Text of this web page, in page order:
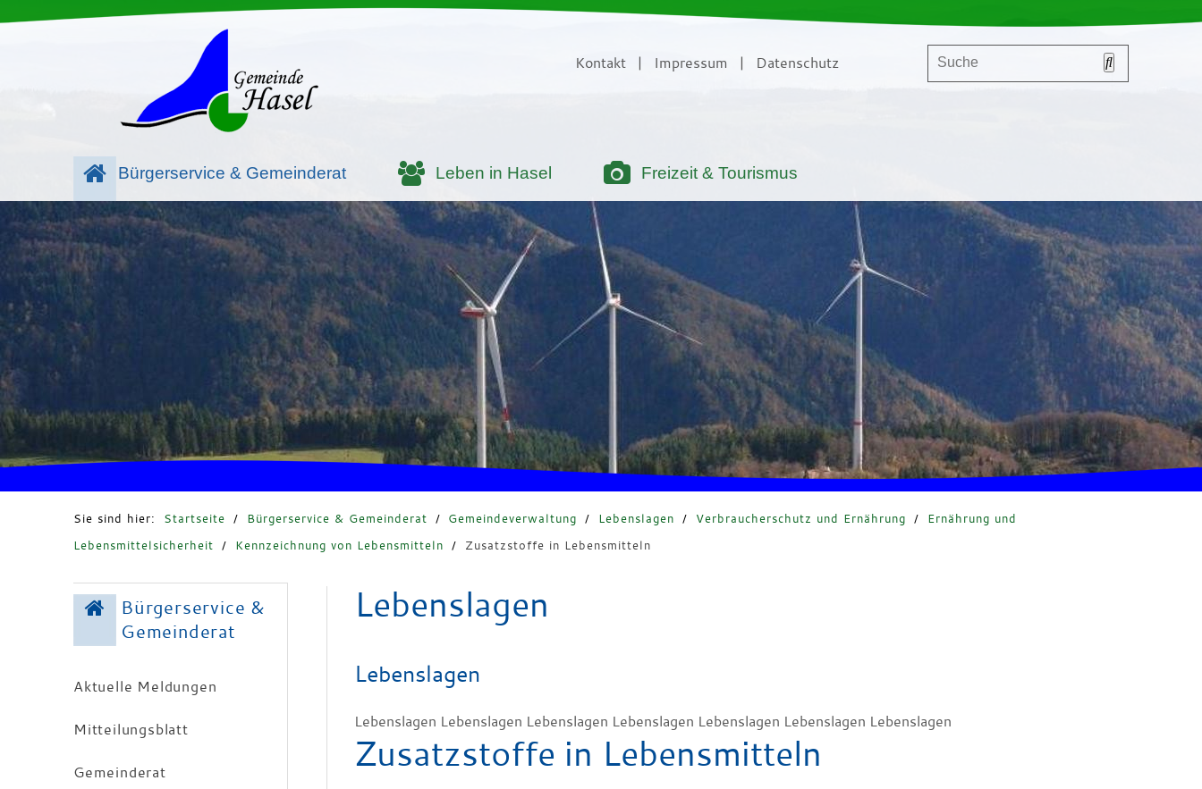
Kontakt | Impressum | Datenschutz
Bürgerservice & Gemeinderat Leben in Hasel Freizeit & Tourismus
Sie sind hier: Startseite / Bürgerservice & Gemeinderat / Gemeindeverwaltung / Lebenslagen / Verbraucherschutz und Ernährung /
Ernährung und
Lebensmittelsicherheit / Kennzeichnung von Lebensmitteln / Zusatzstoffe in Lebensmitteln
Bürgerservice &
Gemeinderat
Aktuelle Meldungen
Mitteilungsblatt
Gemeinderat
Lebenslagen
Lebenslagen
Lebenslagen Lebenslagen Lebenslagen Lebenslagen Lebenslagen Lebenslagen Lebenslagen
Zusatzstoffe in Lebensmitteln